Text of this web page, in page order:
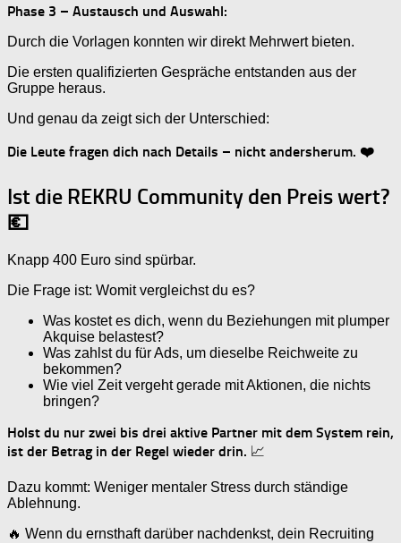
Phase 3 – Austausch und Auswahl:
Durch die Vorlagen konnten wir direkt Mehrwert bieten.
Die ersten qualifizierten Gespräche entstanden aus der
Gruppe heraus.
Und genau da zeigt sich der Unterschied:
Die Leute fragen dich nach Details – nicht andersherum. ❤️
Ist die REKRU Community den Preis wert?
💶
Knapp 400 Euro sind spürbar.
Die Frage ist: Womit vergleichst du es?
Was kostet es dich, wenn du Beziehungen mit plumper
Akquise belastest?
Was zahlst du für Ads, um dieselbe Reichweite zu
bekommen?
Wie viel Zeit vergeht gerade mit Aktionen, die nichts
bringen?
Holst du nur zwei bis drei aktive Partner mit dem System rein,
ist der Betrag in der Regel wieder drin. 📈
Dazu kommt: Weniger mentaler Stress durch ständige
Ablehnung.
🔥 Wenn du ernsthaft darüber nachdenkst, dein Recruiting